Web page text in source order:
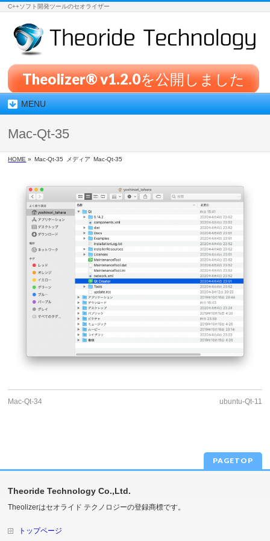
C++ソフト開発ツールのセオライザー
Theolizer® v1.2.0を公開しました
MENU
Mac-Qt-35
HOME » Mac-Qt-35 メディア Mac-Qt-35
Mac-Qt-34 ubuntu-Qt-11
PAGETOP
Theoride Technology Co.,Ltd.
Theolizerはセオライド テクノロジーの登録商標です。
トップページ